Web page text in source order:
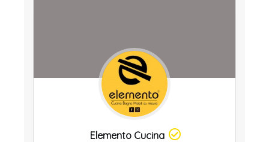
Elemento Cucina